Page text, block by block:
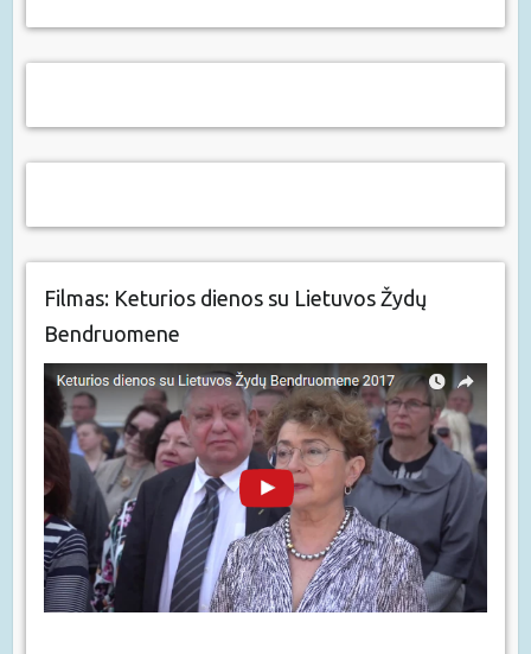
Filmas: Keturios dienos su Lietuvos Žydų
Bendruomene